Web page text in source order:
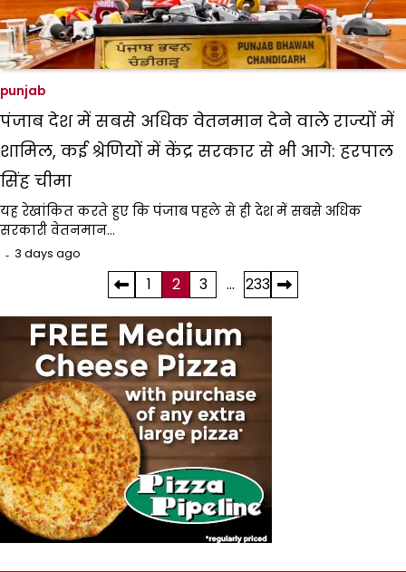
punjab
पंजाब देश में सबसे अधिक वेतनमान देने वाले राज्यों में
शामिल, कई श्रेणियों में केंद्र सरकार से भी आगे: हरपाल
सिंह चीमा
यह रेखांकित करते हुए कि पंजाब पहले से ही देश में सबसे अधिक
सरकारी वेतनमान…
3 days ago
pagination
1 2 3 … 233